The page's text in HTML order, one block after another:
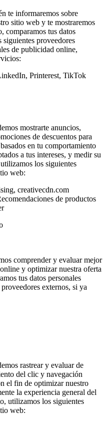
te informaremos sobre
sitio web y te mostraremos
comparamos tus datos
siguientes proveedores
de publicidad online,
Printerest, TikTok
mostrarte anuncios,
de descuentos para
en tu comportamiento
a tus intereses, y medir su
los siguientes
web:
creativecdn.com
de productos
comprender y evaluar mejor
y optimizar nuestra oferta
tus datos personales
externos, si ya
rastrear y evaluar de
del clic y navegación
el fin de optimizar nuestro
la experiencia general del
utilizamos los siguientes
web: